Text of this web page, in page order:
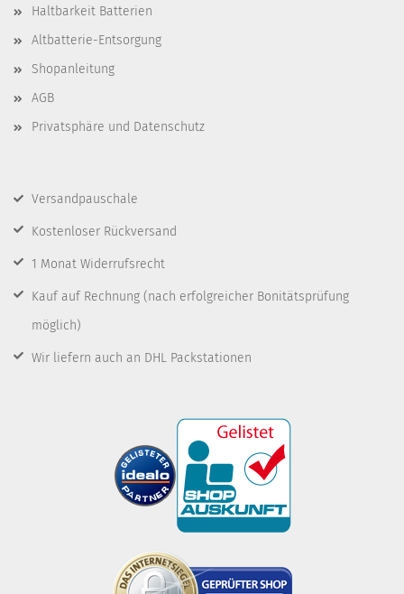
Haltbarkeit Batterien
Altbatterie-Entsorgung
Shopanleitung
AGB
Privatsphäre und Datenschutz
Versandpauschale
Kostenloser Rückversand
1 Monat Widerrufsrecht
Kauf auf Rechnung (nach erfolgreicher Bonitätsprüfung
möglich)
Wir liefern auch an DHL Packstationen